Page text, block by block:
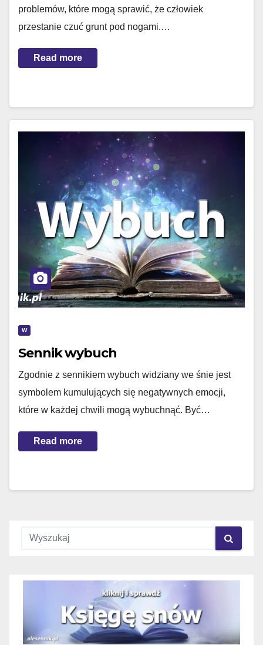
problemów, które mogą sprawić, że człowiek
przestanie czuć grunt pod nogami.…
Read more
W
Sennik wybuch
Zgodnie z sennikiem wybuch widziany we śnie jest
symbolem kumulujących się negatywnych emocji,
które w każdej chwili mogą wybuchnąć. Być…
Read more